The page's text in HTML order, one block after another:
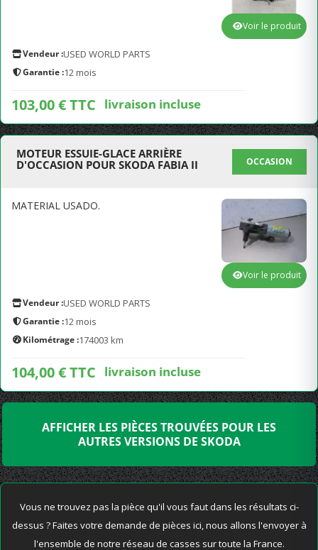
Vendeur :USED WORLD PARTS
Garantie :12 mois
103,00 € TTC livraison incluse
Voir le produit
MOTEUR ESSUIE-GLACE ARRIÈRE
D'OCCASION POUR SKODA FABIA II
OCCASION
MATERIAL USADO.
Vendeur :USED WORLD PARTS
Garantie :12 mois
Kilométrage :174003 km
104,00 € TTC livraison incluse
Voir le produit
AFFICHER LES PIÈCES TROUVÉES POUR LES
AUTRES VERSIONS DE SKODA
Vous ne trouvez pas la pièce qu'il vous faut dans les résultats ci-
dessus ? Faites votre demande de pièces ici, nous allons l'envoyer à
l'ensemble de notre réseau de casses sur toute la France.